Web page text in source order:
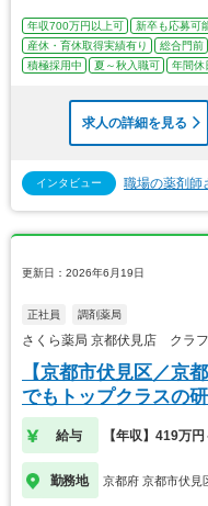
年収700万円以上可 新卒も応募可
産休・育休取得実績有り
総合門前
積極採用中
夏～秋入職可 年間休
求人の詳細を見る
インタビュー 職場の薬剤師
更新日：2026年6月19日
正社員 調剤薬局
さくら薬局 京都伏見店 クラ
【京都市伏見区／京
でもトップクラスの
集！
給与 【年収】419万
勤務地 京都府 京都市伏見